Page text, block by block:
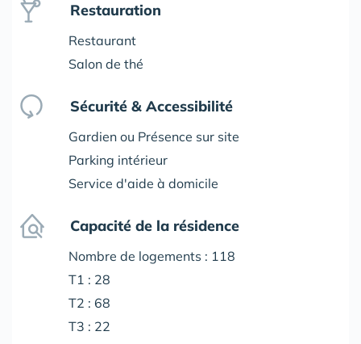
Restauration
Restaurant
Salon de thé
Sécurité & Accessibilité
Gardien ou Présence sur site
Parking intérieur
Service d'aide à domicile
Capacité de la résidence
Nombre de logements : 118
T1 : 28
T2 : 68
T3 : 22